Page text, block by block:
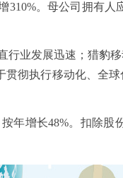
。母公司拥有
业发展迅速；猎豹
彻执行移动化、全
增长48%。扣除股